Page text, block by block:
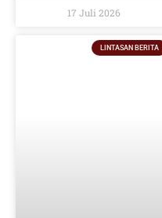
Indonesia Dan Berikan Saran
17 Juli 2026
LINTASAN BERITA